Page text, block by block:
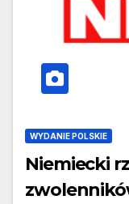
WYDANIE POLSKIE
Niemiecki